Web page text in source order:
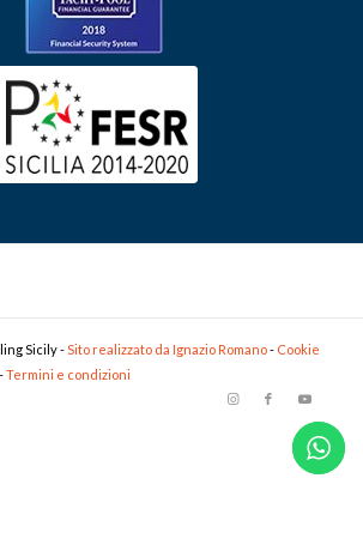
Sicily - Sito realizzato da Ignazio Romano- Cookie
-Termini e condizioni